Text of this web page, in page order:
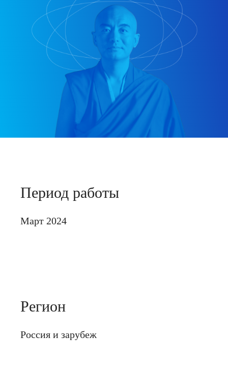
Период работы
Март 2024
Регион
Россия и зарубеж